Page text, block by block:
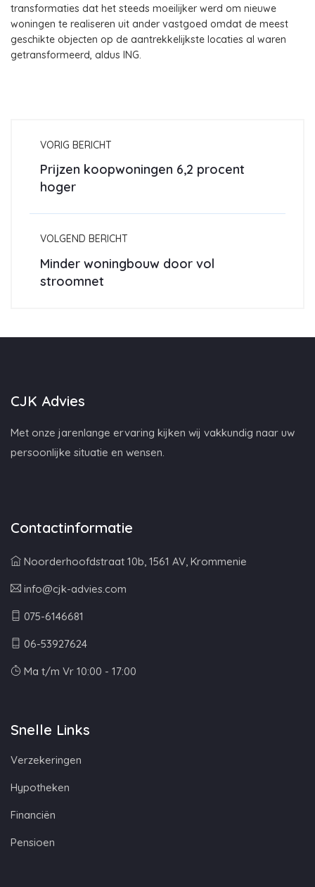
transformaties dat het steeds moeilijker werd om nieuwe
woningen te realiseren uit ander vastgoed omdat de meest
geschikte objecten op de aantrekkelijkste locaties al waren
getransformeerd, aldus ING.
VORIG BERICHT
Prijzen koopwoningen 6,2 procent
hoger
VOLGEND BERICHT
Minder woningbouw door vol
stroomnet
CJK Advies
Met onze jarenlange ervaring kijken wij vakkundig naar uw
persoonlijke situatie en wensen.
Contactinformatie
Noorderhoofdstraat 10b, 1561 AV, Krommenie
info@cjk-advies.com
075-6146681
06-53927624
Ma t/m Vr 10:00 - 17:00
Snelle Links
Verzekeringen
Hypotheken
Financiën
Pensioen